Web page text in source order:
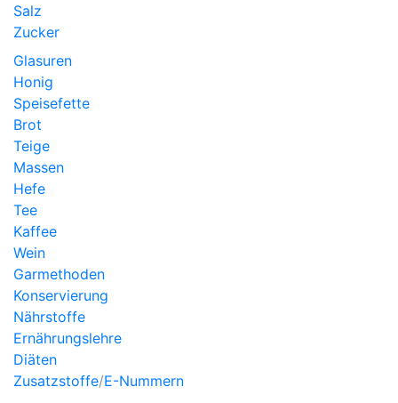
Salz
Zucker
Glasuren
Honig
Speisefette
Brot
Teige
Massen
Hefe
Tee
Kaffee
Wein
Garmethoden
Konservierung
Nährstoffe
Ernährungslehre
Diäten
Zusatzstoffe/E-Nummern